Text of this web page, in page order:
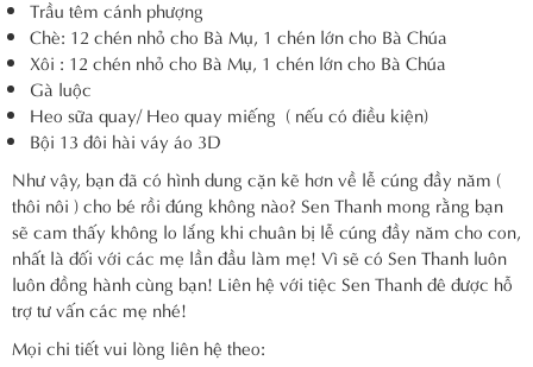
Trầu têm cánh phượng
Chè: 12 chén nhỏ cho Bà Mụ, 1 chén lớn cho Bà Chúa
Xôi : 12 chén nhỏ cho Bà Mụ, 1 chén lớn cho Bà Chúa
Gà luộc
Heo sữa quay/ Heo quay miếng ( nếu có điều kiện)
Bội 13 đôi hài váy áo 3D
Như vậy, bạn đã có hình dung cặn kẽ hơn về lễ cúng đầy năm (
thôi nôi ) cho bé rồi đúng không nào? Sen Thanh mong rằng bạn
sẽ cam thấy không lo lắng khi chuân bị lễ cúng đầy năm cho con,
nhất là đối với các mẹ lần đầu làm mẹ! Vì sẽ có Sen Thanh luôn
luôn đồng hành cùng bạn! Liên hệ với tiệc Sen Thanh đê được hỗ
trợ tư vấn các mẹ nhé!
Mọi chi tiết vui lòng liên hệ theo: